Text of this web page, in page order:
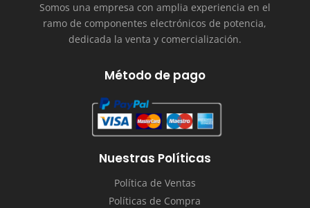
Somos una empresa con amplia experiencia en el
ramo de componentes electrónicos de potencia,
dedicada la venta y comercialización.
Método de pago
Nuestras Políticas
Política de Ventas
Políticas de Compra